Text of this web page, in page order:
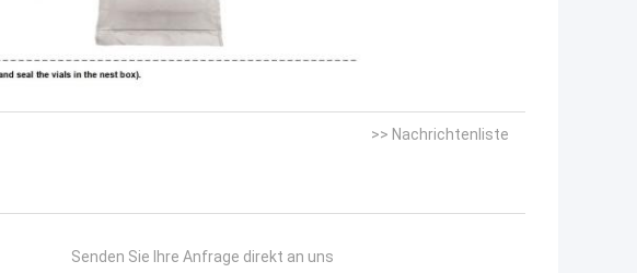
>> Nachrichtenliste
Senden Sie Ihre Anfrage direkt an uns